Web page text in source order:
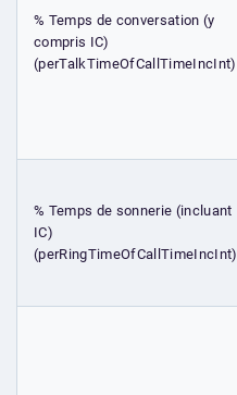
% Temps de conversation (y
compris IC)
(perTalkTimeOfCallTimeIncInt)
% Temps de sonnerie (incluant
IC)
(perRingTimeOfCallTimeIncInt)